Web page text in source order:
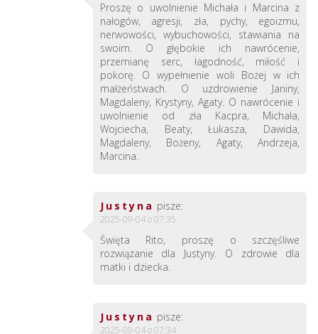
Proszę o uwolnienie Michała i Marcina z
nałogów, agresji, zła, pychy, egoizmu,
nerwowości, wybuchowości, stawiania na
swoim. O głębokie ich nawrócenie,
przemianę serc, łagodność, miłość i
pokorę. O wypełnienie woli Bożej w ich
małżeństwach. O uzdrowienie Janiny,
Magdaleny, Krystyny, Agaty. O nawrócenie i
uwolnienie od zła Kacpra, Michała,
Wojciecha, Beaty, Łukasza, Dawida,
Magdaleny, Bożeny, Agaty, Andrzeja,
Marcina.
Justyna pisze:
2025-09-04 o 07:35
Święta Rito, proszę o szczęśliwe
rozwiązanie dla Justyny. O zdrowie dla
matki i dziecka.
Justyna pisze:
2025-09-04 o 07:34